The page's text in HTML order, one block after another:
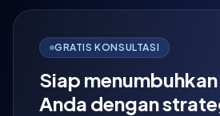
GRATIS KONSULTASI
Siap
Anda dengan